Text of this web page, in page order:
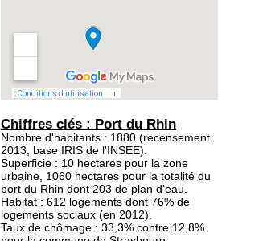
Oüday, 16 ans, réfugié
syrien, concentré sur son
20 septembre 2015
Les jardins éphémères
des Deux-Rives: un
patrimoine inexploré et
méconnu
19 septembre 2015
Avant, un poste de
douane à Kehl
Chiffres clés : Port du Rhin
Nombre d'habitants : 1880 (recensement
2013, base IRIS de l'INSEE).
Superficie : 10 hectares pour la zone
urbaine, 1060 hectares pour la totalité du
port du Rhin dont 203 de plan d'eau.
Habitat : 612 logements dont 76% de
logements sociaux (en 2012).
Taux de chômage : 33,3% contre 12,8%